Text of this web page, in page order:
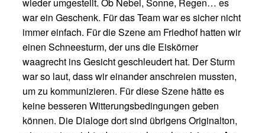
war ein Geschenk. Für das Team war es sicher nicht
immer einfach. Für die Szene am Friedhof hatten wir
einen Schneesturm, der uns die Eiskörner
waagrecht ins Gesicht geschleudert hat. Der Sturm
war so laut, dass wir einander anschreien mussten,
um zu kommunizieren. Für diese Szene hätte es
keine besseren Witterungsbedingungen geben
können. Die Dialoge dort sind übrigens Originalton,